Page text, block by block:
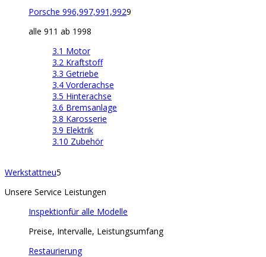
Porsche 996,997,991,9929
alle 911 ab 1998
3.1 Motor
3.2 Kraftstoff
3.3 Getriebe
3.4 Vorderachse
3.5 Hinterachse
3.6 Bremsanlage
3.8 Karosserie
3.9 Elektrik
3.10 Zubehör
Werkstattneu5
Unsere Service Leistungen
Inspektionfür alle Modelle
Preise, Intervalle, Leistungsumfang
Restaurierung